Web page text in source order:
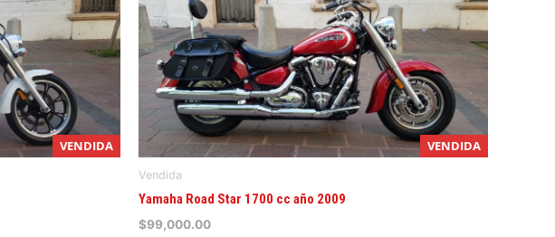
VENDIDA VENDIDA
Vendida
Yamaha Road Star 1700 cc año 2009
$99,000.00